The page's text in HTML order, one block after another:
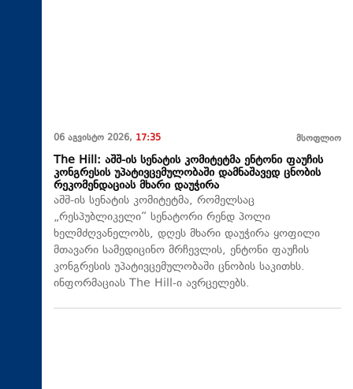
06 აგვისტო 2026, 17:35 მსოფლიო
The Hill: აშშ-ის სენატის კომიტეტმა ენტონი ფაუჩის
კონგრესის უპატივცემულობაში დამნაშავედ ცნობის
რეკომენდაციას მხარი დაუჭირა
აშშ-ის სენატის კომიტეტმა, რომელსაც
„რესპუბლიკელი“ სენატორი რენდ პოლი
ხელმძღვანელობს, დღეს მხარი დაუჭირა ყოფილი
მთავარი სამედიცინო მრჩევლის, ენტონი ფაუჩის
კონგრესის უპატივცემულობაში ცნობის საკითხს.
ინფორმაციას The Hill-ი ავრცელებს.